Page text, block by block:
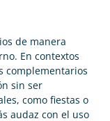
de manera
En contextos
complementarios
sin ser
como fiestas o
audaz con el uso